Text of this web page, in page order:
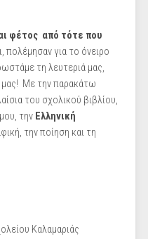
φέτος από τότε που
πολέμησαν για το όνειρο
τη λευτεριά μας,
μας! Με την παρακάτω
του σχολικού βιβλίου,
την Ελληνική
την ποίηση και τη
Καλαμαριάς